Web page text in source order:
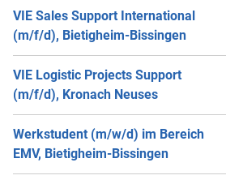
VIE Sales Support International
(m/f/d), Bietigheim-Bissingen
VIE Logistic Projects Support
(m/f/d), Kronach Neuses
Werkstudent (m/w/d) im Bereich
EMV, Bietigheim-Bissingen